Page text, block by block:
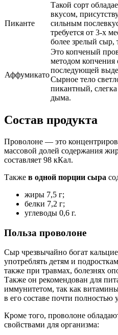
Пиканте
Такой сорт
вкусом,
сильным
требуется от 3-х
более зрелый сыр,
Аффумикато
Это копченый
методом копчения
последующей
Сырное тело
пикантный,
дыма.
Состав продукта
Проволоне — это
массовой долей содержания
составляет 98 кКал.
Также в одной порции сыра
жиры 7,5 г;
белки 7,2 г;
углеводы 0,6 г.
Польза проволоне
Сыр чрезвычайно богат
употреблять детям и
также при травмах, болезнях
Также он рекомендован для
иммунитетом, так как
в его составе почти полностью
Кроме того, проволоне
свойствами для организма: